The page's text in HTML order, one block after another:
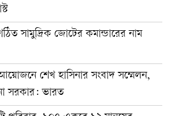
সামুদ্রিক জোটের কমান্ডারের নাম
আয়োজনে শেখ হাসিনার সংবাদ সম্মেলন,
সরকার: ভারত